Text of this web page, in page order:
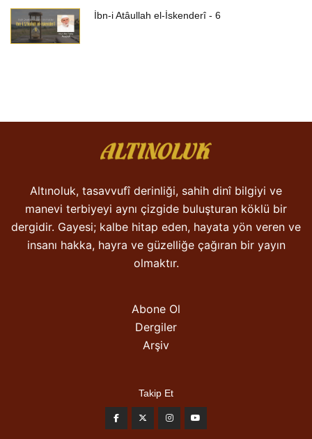
İbn-i Atâullah el-İskenderî - 6
Altınoluk, tasavvufî derinliği, sahih dinî bilgiyi ve
manevi terbiyeyi aynı çizgide buluşturan köklü bir
dergidir. Gayesi; kalbe hitap eden, hayata yön veren ve
insanı hakka, hayra ve güzelliğe çağıran bir yayın
olmaktır.
Abone Ol
Dergiler
Arşiv
Takip Et